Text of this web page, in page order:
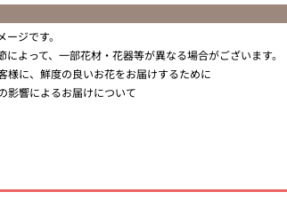
ジです。
によって、一部花材・花器等が異なる場合がございます。
様に、鮮度の良いお花をお届けするために
影響によるお届けについて